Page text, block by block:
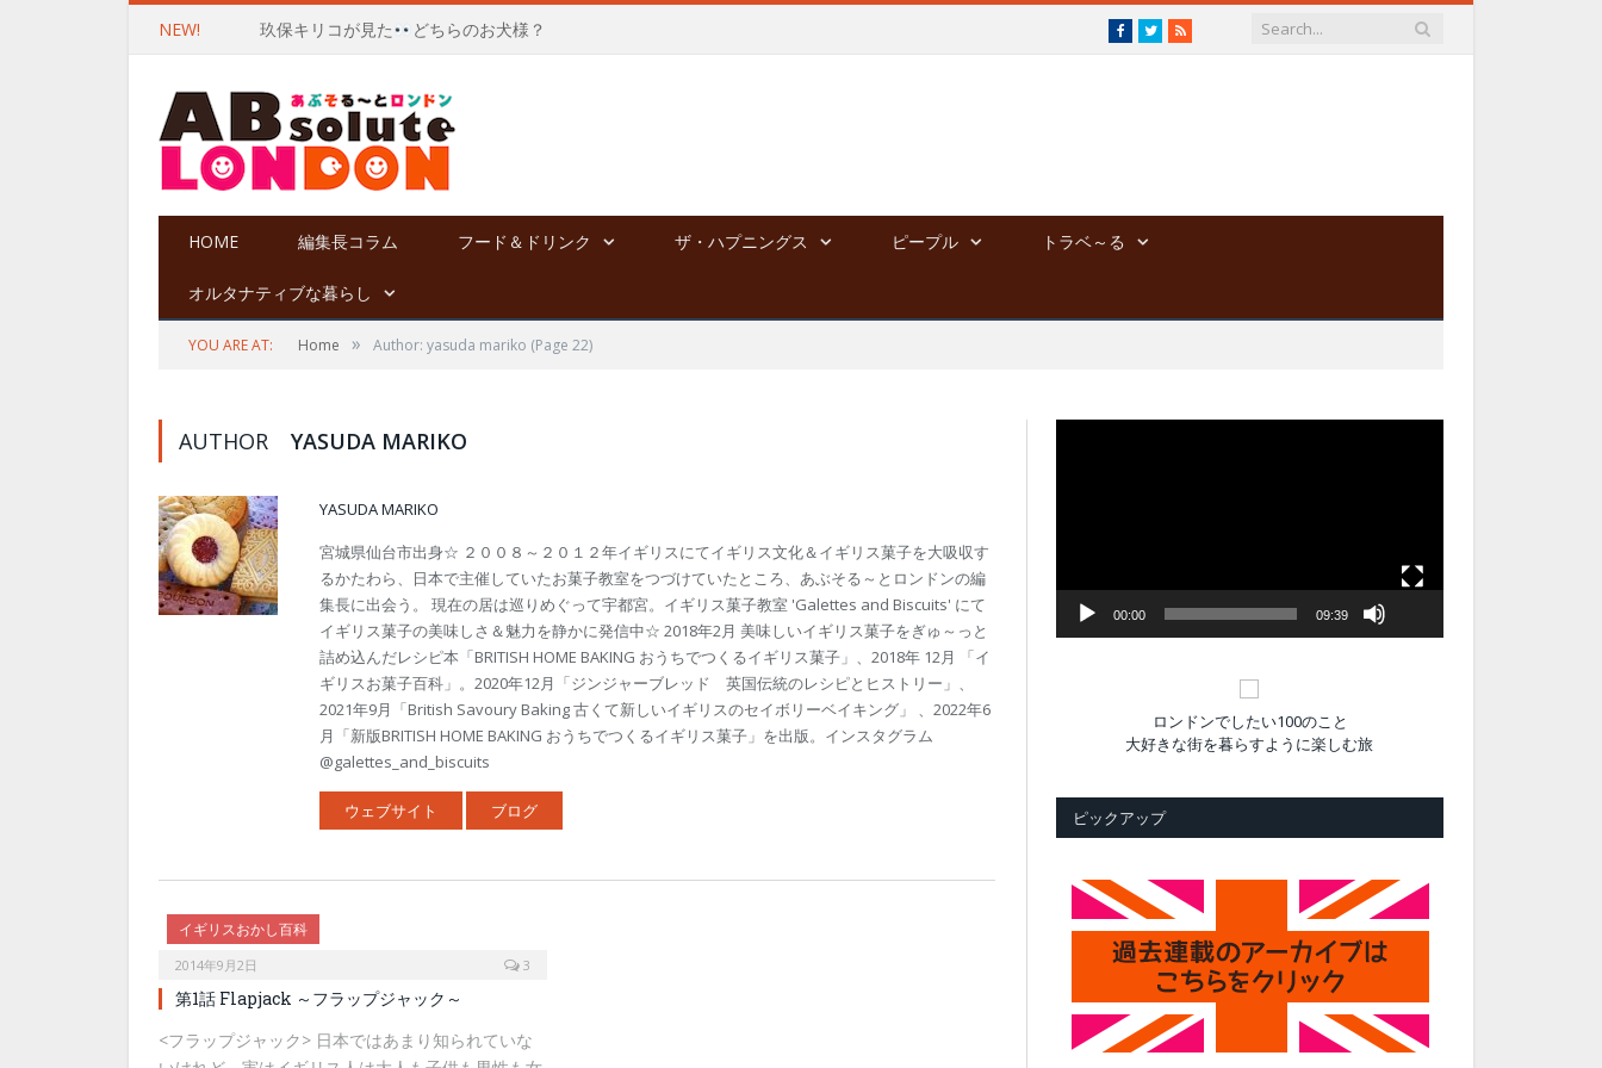
NEW! 玖保キリコが見た どちらのお犬様？ Facebook
TwitterRSS
HOME 編集長コラム フード＆ドリンク ザ・ハプニングス ピープル トラベ～る
オルタナティブな暮らし
YOU ARE AT: Home » Author: yasuda mariko (Page 22)
AUTHOR YASUDA MARIKO
YASUDA MARIKO
宮城県仙台市出身☆ ２００８～２０１２年イギリスにてイギリス文化＆イギリス菓子を大吸収す
るかたわら、日本で主催していたお菓子教室をつづけていたところ、あぶそる～とロンドンの編
集長に出会う。 現在の居は巡りめぐって宇都宮。イギリス菓子教室 'Galettes and Biscuits' にて
イギリス菓子の美味しさ＆魅力を静かに発信中☆ 2018年2月 美味しいイギリス菓子をぎゅ～っと
詰め込んだレシピ本「BRITISH HOME BAKING おうちでつくるイギリス菓子」、2018年 12月 「イ
ギリスお菓子百科」。2020年12月「ジンジャーブレッド 英国伝統のレシピとヒストリー」、
2021年9月「British Savoury Baking 古くて新しいイギリスのセイボリーベイキング」 、2022年6
月「新版BRITISH HOME BAKING おうちでつくるイギリス菓子」を出版。インスタグラム
@galettes_and_biscuits
ウェブサイト ブログ
イギリスおかし百科
2014年9月2日 3
第1話 Flapjack ～フラップジャック～
<フラップジャック> 日本ではあまり知られていな
00:00 09:39
ロンドンでしたい100のこと
大好きな街を暮らすように楽しむ旅
ピックアップ